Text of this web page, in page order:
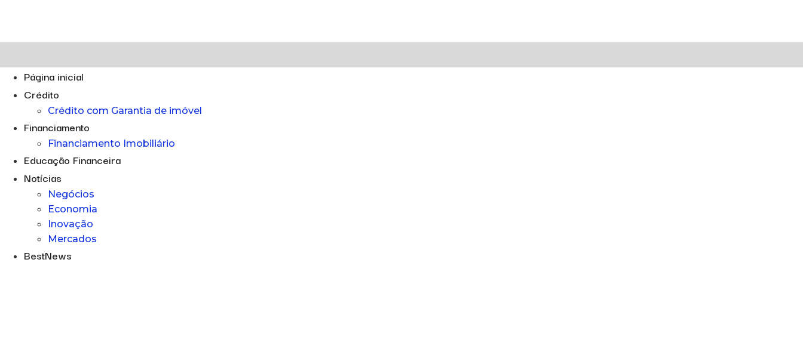
Página inicial
Crédito
Crédito com Garantia de imóvel
Financiamento
Financiamento Imobiliário
Educação Financeira
Notícias
Negócios
Economia
Inovação
Mercados
BestNews